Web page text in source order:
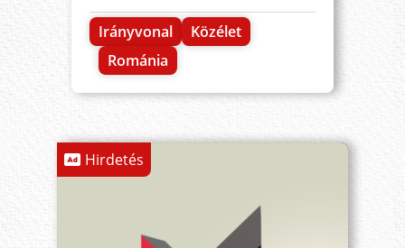
Irányvonal
Közélet
Románia
Hirdetés